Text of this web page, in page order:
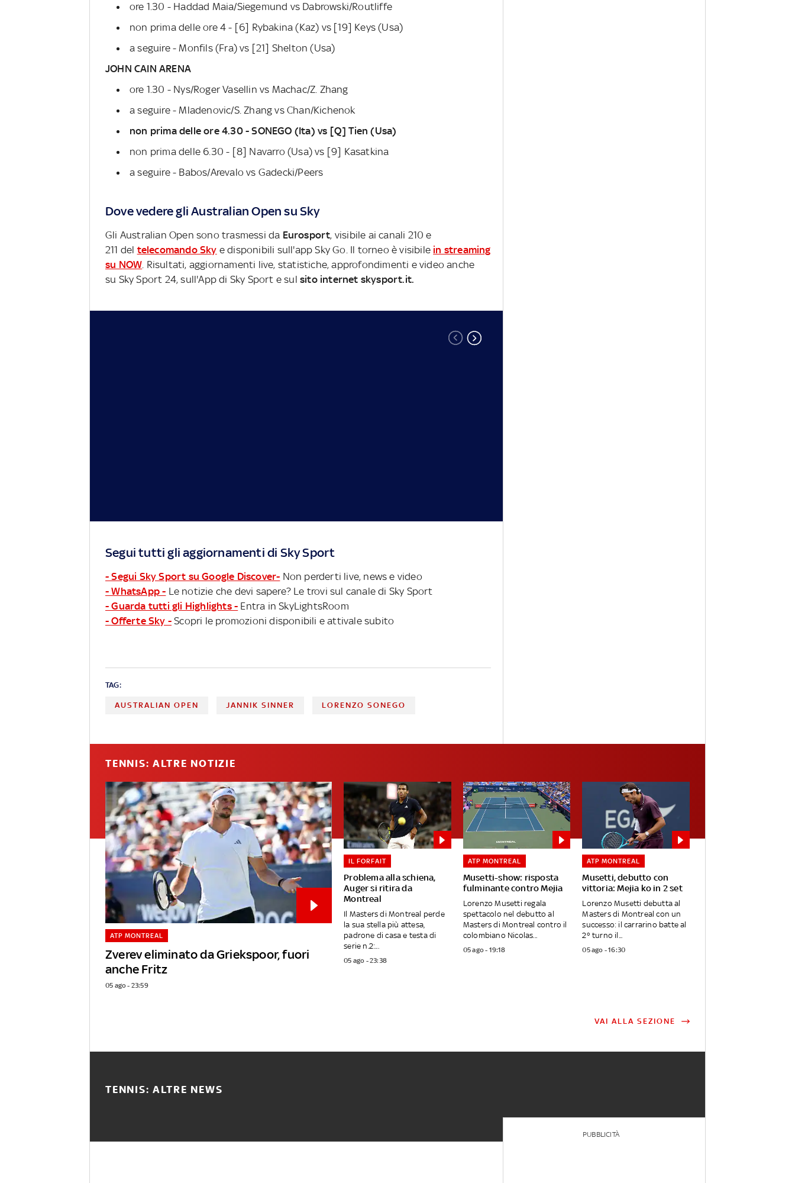
ore 1.30 - Haddad Maia/Siegemund vs Dabrowski/Routliffe
non prima delle ore 4 - [6] Rybakina (Kaz) vs [19] Keys (Usa)
a seguire - Monfils (Fra) vs [21] Shelton (Usa)
JOHN CAIN ARENA
ore 1.30 - Nys/Roger Vasellin vs Machac/Z. Zhang
a seguire - Mladenovic/S. Zhang vs Chan/Kichenok
non prima delle ore 4.30 - SONEGO (Ita) vs [Q] Tien (Usa)
non prima delle 6.30 - [8] Navarro (Usa) vs [9] Kasatkina
a seguire - Babos/Arevalo vs Gadecki/Peers
Dove vedere gli Australian Open su Sky
Gli Australian Open sono trasmessi da Eurosport, visibile ai canali 210 e
211 del telecomando Sky e disponibili sull'app Sky Go. Il torneo è visibile in streaming
su NOW. Risultati, aggiornamenti live, statistiche, approfondimenti e video anche
su Sky Sport 24, sull'App di Sky Sport e sul sito internet skysport.it.
Segui tutti gli aggiornamenti di Sky Sport
- Segui Sky Sport su Google Discover- Non perderti live, news e video
- WhatsApp - Le notizie che devi sapere? Le trovi sul canale di Sky Sport
- Guarda tutti gli Highlights - Entra in SkyLightsRoom
- Offerte Sky - Scopri le promozioni disponibili e attivale subito
TAG:
AUSTRALIAN OPEN JANNIK SINNER LORENZO SONEGO
TENNIS: ALTRE NOTIZIE
Zverev eliminato da Griekspoor, fuori
anche Fritz
ATP MONTREAL
05 ago - 23:59
Problema alla schiena,
Auger si ritira da
Montreal
IL FORFAIT
Il Masters di Montreal perde
la sua stella più attesa,
padrone di casa e testa di
serie n.2:...
05 ago - 23:38
Musetti-show: risposta
fulminante contro Mejia
ATP MONTREAL
Lorenzo Musetti regala
spettacolo nel debutto al
Masters di Montreal contro il
colombiano Nicolas...
05 ago - 19:18
Musetti, debutto con
vittoria: Mejia ko in 2 set
ATP MONTREAL
Lorenzo Musetti debutta al
Masters di Montreal con un
successo: il carrarino batte al
2° turno il...
05 ago - 16:30
VAI ALLA SEZIONE
TENNIS: ALTRE NEWS
PUBBLICITÀ